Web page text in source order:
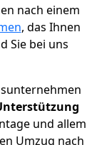
nach einem
, das Ihnen
Sie bei uns
und allem
Umzug nach